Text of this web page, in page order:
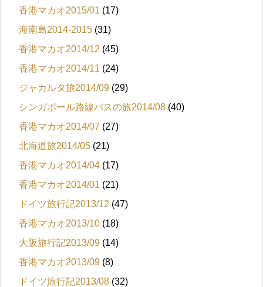
香港マカオ2015/01 (17)
海南島2014-2015 (31)
香港マカオ2014/12 (45)
香港マカオ2014/11 (24)
ジャカルタ旅2014/09 (29)
シンガポール路線バスの旅2014/08 (40)
香港マカオ2014/07 (27)
北海道旅2014/05 (21)
香港マカオ2014/04 (17)
香港マカオ2014/01 (21)
ドイツ旅行記2013/12 (47)
香港マカオ2013/10 (18)
大阪旅行記2013/09 (14)
香港マカオ2013/09 (8)
ドイツ旅行記2013/08 (32)